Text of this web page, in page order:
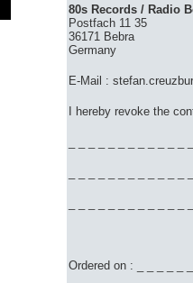
80s Records / Radio
Postfach 11 35
36171 Bebra
Germany
E-Mail :
I hereby revoke the
Ordered on : _ _ _ _ _